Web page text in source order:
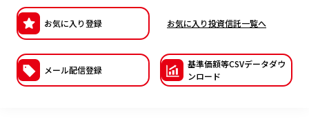
日本版スチュワードシップ・コードへの対応
ESGへの取り組み
議決権行使について
お気に入り登録 お気に入り投資信託一覧へ
メール配信登録
基準価額等CSVデータダウ
ンロード